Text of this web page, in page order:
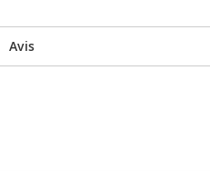
Avis